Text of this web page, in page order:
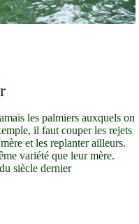
les palmiers auxquels on
il faut couper les rejets
et les replanter ailleurs.
variété que leur mère.
siècle dernier